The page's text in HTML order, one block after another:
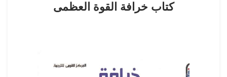
كتاب خرافة القوة العظمى